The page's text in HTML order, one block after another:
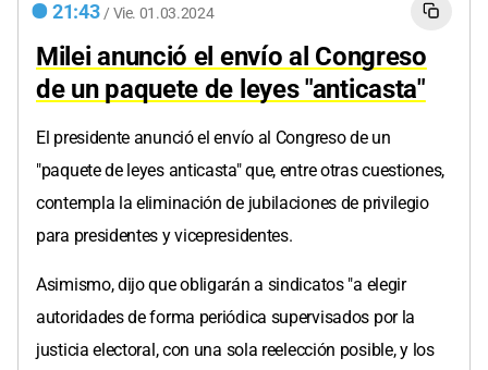
21:43 / Vie. 01.03.2024
Milei anunció el envío al Congreso
de un paquete de leyes "anticasta"
El presidente anunció el envío al Congreso de un
"paquete de leyes anticasta" que, entre otras cuestiones,
contempla la eliminación de jubilaciones de privilegio
para presidentes y vicepresidentes.
Asimismo, dijo que obligarán a sindicatos "a elegir
autoridades de forma periódica supervisados por la
justicia electoral, con una sola reelección posible, y los